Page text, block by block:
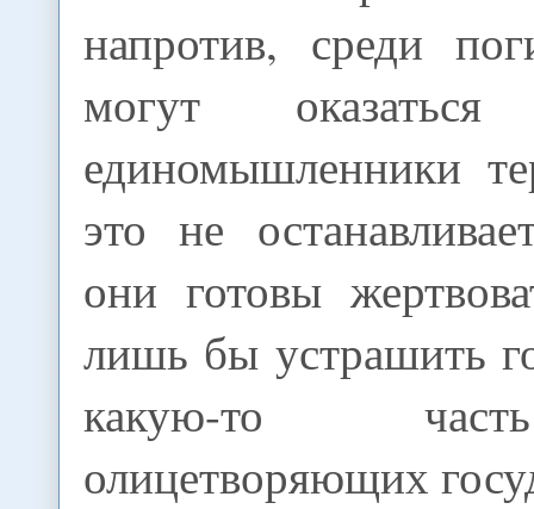
напротив, среди
могут оказаться
единомышленники
это не
они готовы
лишь бы устрашить
какую-то
олицетворяющих